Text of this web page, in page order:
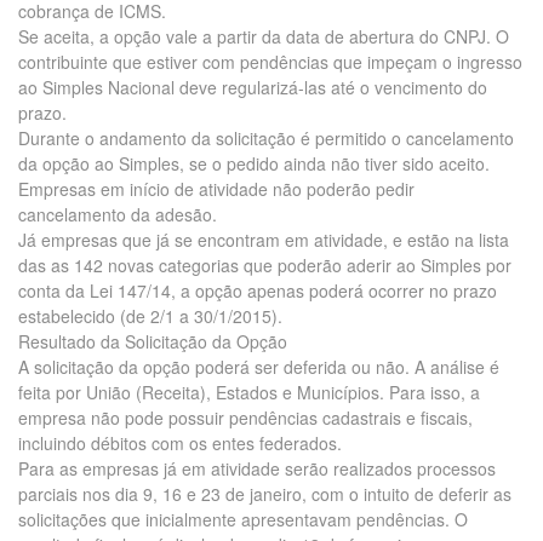
cobrança de ICMS.
Se aceita, a opção vale a partir da data de abertura do CNPJ. O
contribuinte que estiver com pendências que impeçam o ingresso
ao Simples Nacional deve regularizá-las até o vencimento do
prazo.
Durante o andamento da solicitação é permitido o cancelamento
da opção ao Simples, se o pedido ainda não tiver sido aceito.
Empresas em início de atividade não poderão pedir
cancelamento da adesão.
Já empresas que já se encontram em atividade, e estão na lista
das as 142 novas categorias que poderão aderir ao Simples por
conta da Lei 147/14, a opção apenas poderá ocorrer no prazo
estabelecido (de 2/1 a 30/1/2015).
Resultado da Solicitação da Opção
A solicitação da opção poderá ser deferida ou não. A análise é
feita por União (Receita), Estados e Municípios. Para isso, a
empresa não pode possuir pendências cadastrais e fiscais,
incluindo débitos com os entes federados.
Para as empresas já em atividade serão realizados processos
parciais nos dia 9, 16 e 23 de janeiro, com o intuito de deferir as
solicitações que inicialmente apresentavam pendências. O